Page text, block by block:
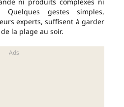
ni produits complexes ni
Quelques gestes simples,
experts, suffisent à garder
la plage au soir.